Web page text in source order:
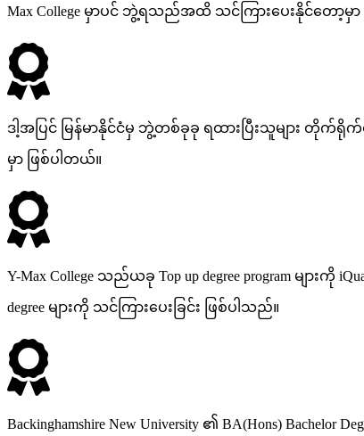
Max College မှာပင် ဘွဲ့ရသည်အထိ သင်ကြားပေးနိုင်တော့မှ
ဒါ့အပြင် မြန်မာနိုင်ငံမှ ဘွဲ့တစ်ခုခု ရထားပြီးသူများ တိုက်ရိုက်တက်
မှာ ဖြစ်ပါတယ်။
Y-Max College သည်ယခု Top up degree program များ
degree များကို သင်ကြားပေးခြင်း ဖြစ်ပါသည်။
Backinghamshire New University ၏ BA(Hons) Bachelor